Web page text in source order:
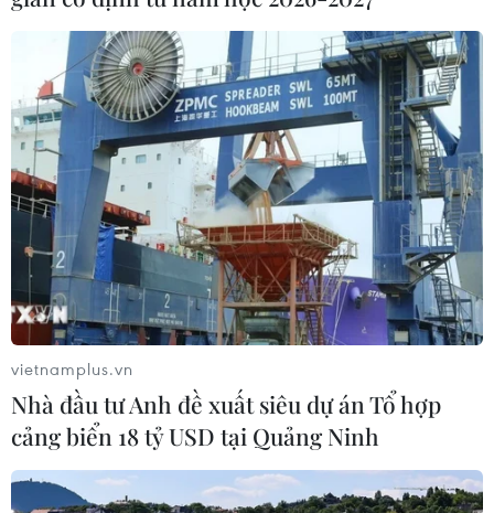
thông để trộm cắp tài sản, sau đó đem đi bán và lấy
tiền tiêu xài.
vietnamplus.vn
Nhà đầu tư Anh đề xuất siêu dự án Tổ hợp
cảng biển 18 tỷ USD tại Quảng Ninh